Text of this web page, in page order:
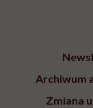
Archiwum
Zmiana